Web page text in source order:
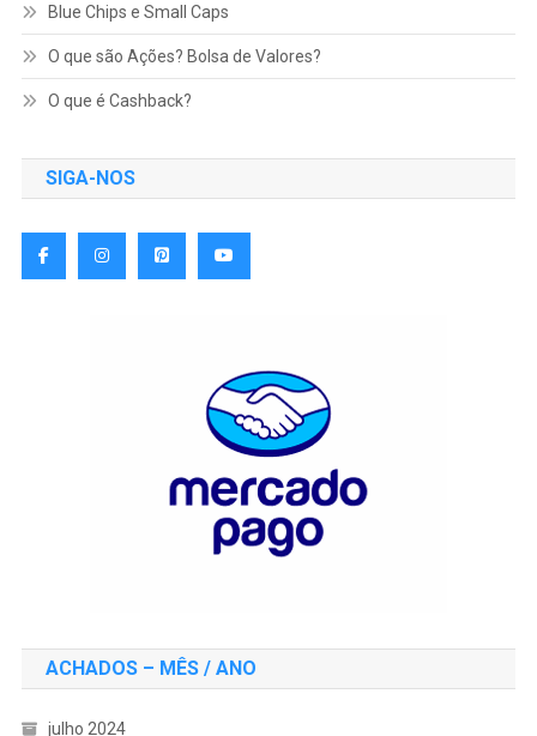
Blue Chips e Small Caps
O que são Ações? Bolsa de Valores?
O que é Cashback?
SIGA-NOS
ACHADOS – MÊS / ANO
julho 2024